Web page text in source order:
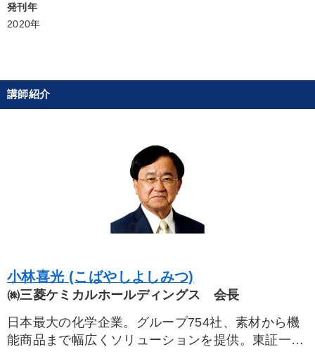
タグから探す
タグ・キーワード
企業文化
生産性向上
通信販売 上場企業
資産保全 販売戦略 仕組み 新技術
※「更新」を押すと「タグ・キーワード」を更新いただけます。
発刊年
2020年
講師紹介
小林喜光 (こばやしよしみつ)
㈱三菱ケミカルホールディングス 会長
日本最大の化学企業。グループ754社、素材から機
能商品まで幅広くソリューションを提供。東証一